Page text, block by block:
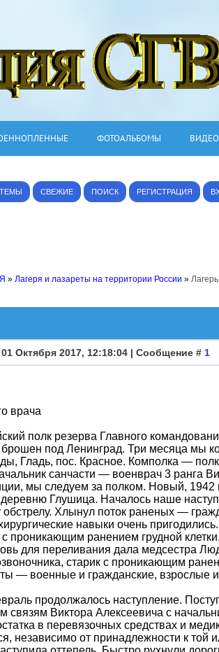
ФОТОАЛЬБОМЫ ВИДЕО
СВЕЖИЕ ПОИСК РЕГИСТРАЦИЯ
» Лагеря и лазареты на территории России »
Октября 2017, 12:18:04 | Сообщение # 1
врача
полк резерва Главного
под Ленинград. Три месяца мы
Гладь, пос. Красное. Комполка —
санчасти — военврач 3 ранга
мы следуем за полком. Новый, 1942
Глушица. Началось наше
обстрелу. Хлынул поток раненых —
навыки очень
проникающим ранением грудной
для переливания дала медсестра
старик с проникающим
— военные и гражданские, взрослые
продолжалось наступление.
связям Виктора Алексеевича с
в перевязочных средствах и
независимо от принадлежности к той